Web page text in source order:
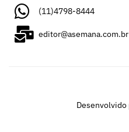
(11)4798-8444
editor@asemana.com.br
Desenvolvido